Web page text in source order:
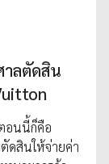
าลตัดสิน
อนนี้ก็คือ
ดสินให้จ่ายค่า